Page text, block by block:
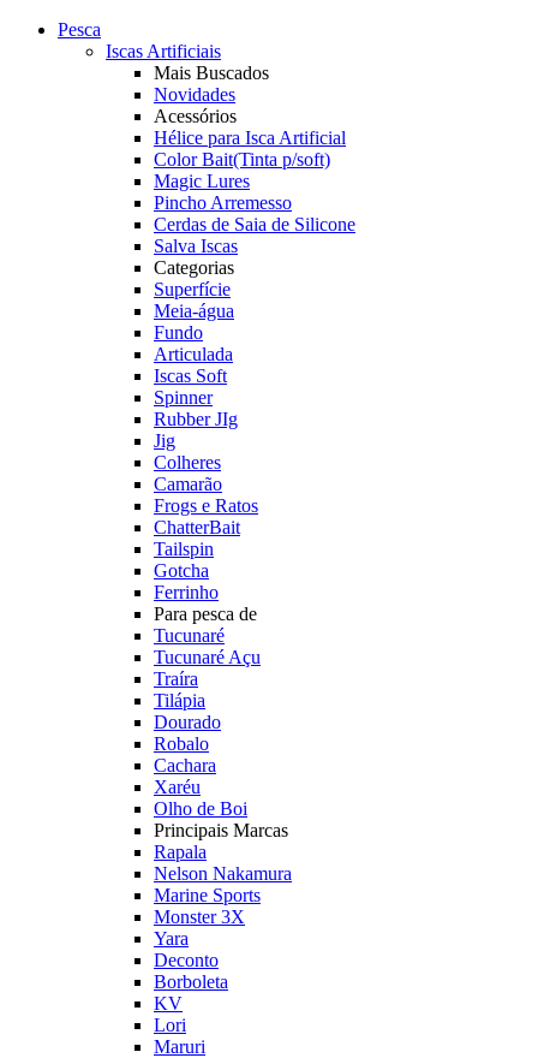
Pesca
Iscas Artificiais
Mais Buscados
Novidades
Acessórios
Hélice para Isca Artificial
Color Bait(Tinta p/soft)
Magic Lures
Pincho Arremesso
Cerdas de Saia de Silicone
Salva Iscas
Categorias
Superfície
Meia-água
Fundo
Articulada
Iscas Soft
Spinner
Rubber JIg
Jig
Colheres
Camarão
Frogs e Ratos
ChatterBait
Tailspin
Gotcha
Ferrinho
Para pesca de
Tucunaré
Tucunaré Açu
Traíra
Tilápia
Dourado
Robalo
Cachara
Xaréu
Olho de Boi
Principais Marcas
Rapala
Nelson Nakamura
Marine Sports
Monster 3X
Yara
Deconto
Borboleta
KV
Lori
Maruri